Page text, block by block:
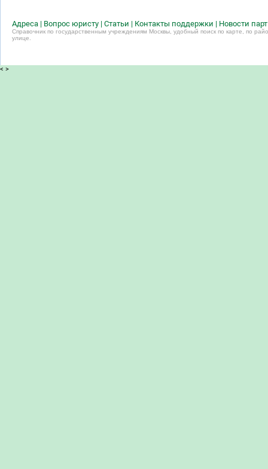
Адреса | Вопрос юристу | Статьи | Контакты поддержки | Новости
Справочник по государственным учреждениям Москвы, удобный поиск по карте, по
улице.
< >